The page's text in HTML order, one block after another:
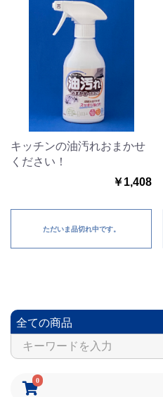
0
キッチンの油汚れおまかせ
ください！
￥1,408
ただいま品切れ中です。